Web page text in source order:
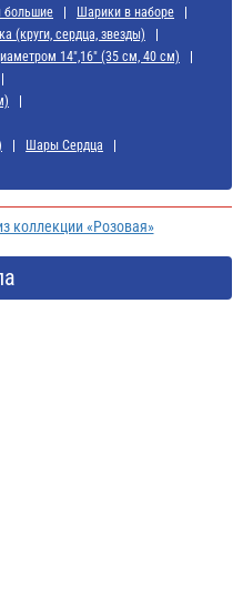
большие
Шарики в наборе
(круги, сердца, звезды)
14",16" (35 см, 40 см)
Шары Сердца
коллекции «Розовая»